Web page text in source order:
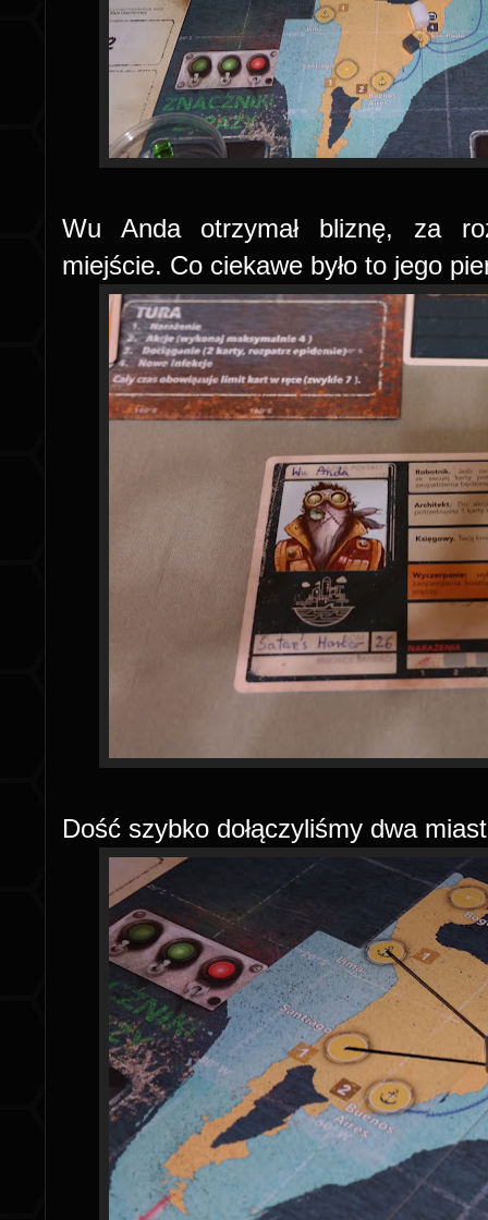
Wu Anda otrzymał bliznę, za
miejście. Co ciekawe było to jego
Dość szybko dołączyliśmy dwa